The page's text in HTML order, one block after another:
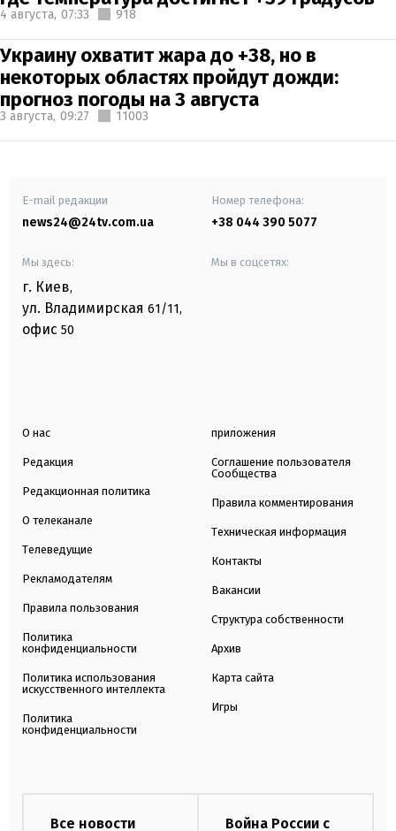
4 августа, 07:33 918
Украину охватит жара до +38, но в
некоторых областях пройдут дожди:
прогноз погоды на 3 августа
3 августа, 09:27 11003
E-mail редакции
news24@24tv.com.ua
Номер телефона:
+38 044 390 5077
Мы здесь:
г. Киев,
ул. Владимирская 61/11,
офис 50
Мы в соцсетях:
О нас
Редакция
Редакционная политика
О телеканале
Телеведущие
Рекламодателям
Правила пользования
Политика
конфиденциальности
Политика использования
искусственного интеллекта
Политика
конфиденциальности
приложения
Соглашение пользователя
Сообщества
Правила комментирования
Техническая информация
Контакты
Вакансии
Структура собственности
Архив
Карта сайта
Игры
Все новости
Война России с